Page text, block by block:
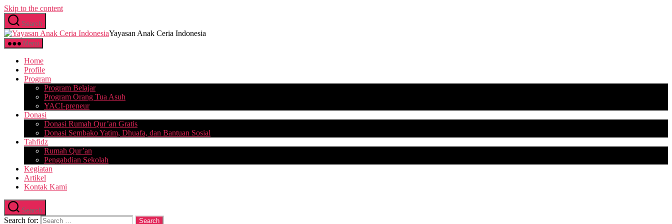
Skip to the content
Search
Yayasan Anak Ceria Indonesia
Menu
Home
Profile
Program
Program Belajar
Program Orang Tua Asuh
YACI-preneur
Donasi
Donasi Rumah Qur’an Gratis
Donasi Sembako Yatim, Dhuafa, dan Bantuan Sosial
Tahfidz
Rumah Qur’an
Pengabdian Sekolah
Kegiatan
Artikel
Kontak Kami
Search
Search for: